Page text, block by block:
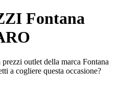
Fontana
outlet della marca Fontana
a cogliere questa occasione?